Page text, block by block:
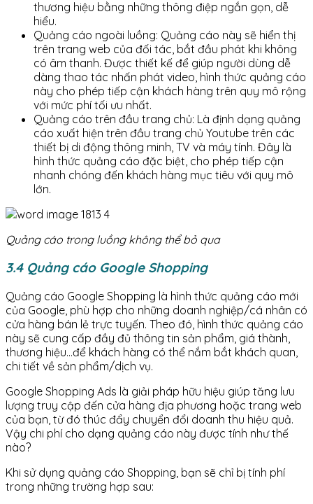
thương hiệu bằng những thông điệp ngắn gọn, dễ
hiểu.
Quảng cáo ngoài luồng: Quảng cáo này sẽ hiển thị
trên trang web của đối tác, bắt đầu phát khi không
có âm thanh. Được thiết kế để giúp người dùng dễ
dàng thao tác nhấn phát video, hình thức quảng cáo
này cho phép tiếp cận khách hàng trên quy mô rộng
với mức phí tối ưu nhất.
Quảng cáo trên đầu trang chủ: Là định dạng quảng
cáo xuất hiện trên đầu trang chủ Youtube trên các
thiết bị di động thông minh, TV và máy tính. Đây là
hình thức quảng cáo đặc biệt, cho phép tiếp cận
nhanh chóng đến khách hàng mục tiêu với quy mô
lớn.
Quảng cáo trong luồng không thể bỏ qua
3.4 Quảng cáo Google Shopping
Quảng cáo Google Shopping là hình thức quảng cáo mới
của Google, phù hợp cho những doanh nghiệp/cá nhân có
cửa hàng bán lẻ trực tuyến. Theo đó, hình thức quảng cáo
này sẽ cung cấp đầy đủ thông tin sản phẩm, giá thành,
thương hiệu…để khách hàng có thể nắm bắt khách quan,
chi tiết về sản phẩm/dịch vụ.
Google Shopping Ads là giải pháp hữu hiệu giúp tăng lưu
lượng truy cập đến cửa hàng địa phương hoặc trang web
của bạn, từ đó thúc đẩy chuyển đổi doanh thu hiệu quả.
Vậy chi phí cho dạng quảng cáo này được tính như thế
nào?
Khi sử dụng quảng cáo Shopping, bạn sẽ chỉ bị tính phí
trong những trường hợp sau: